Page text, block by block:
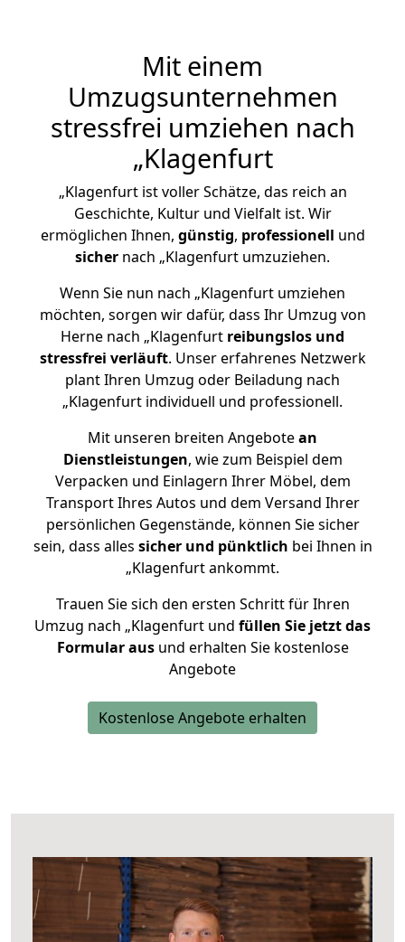
Mit einem
Umzugsunternehmen
stressfrei umziehen nach
„Klagenfurt
„Klagenfurt ist voller Schätze, das reich an
Geschichte, Kultur und Vielfalt ist. Wir
ermöglichen Ihnen, günstig, professionell und
sicher nach „Klagenfurt umzuziehen.
Wenn Sie nun nach „Klagenfurt umziehen
möchten, sorgen wir dafür, dass Ihr Umzug von
Herne nach „Klagenfurt reibungslos und
stressfrei verläuft. Unser erfahrenes Netzwerk
plant Ihren Umzug oder Beiladung nach
„Klagenfurt individuell und professionell.
Mit unseren breiten Angebotean
Dienstleistungen, wie zum Beispiel dem
Verpacken und Einlagern Ihrer Möbel, dem
Transport Ihres Autos und dem Versand Ihrer
persönlichen Gegenstände, können Sie sicher
sein, dass alles sicher und pünktlich bei Ihnen in
„Klagenfurt ankommt.
Trauen Sie sich den ersten Schritt für Ihren
Umzug nach „Klagenfurt und füllen Sie jetzt das
Formular ausund erhalten Sie kostenlose
Angebote
Kostenlose Angebote erhalten